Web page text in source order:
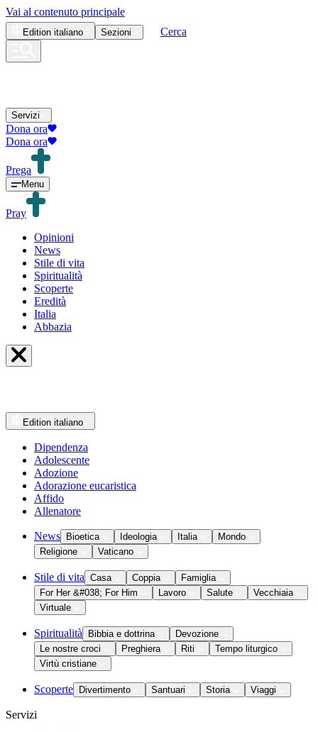
Vai al contenuto principale
Edition italiano Sezioni Cerca
Servizi
Dona ora
Dona ora
Prega
Menu
Pray
Opinioni
News
Stile di vita
Spiritualità
Scoperte
Eredità
Italia
Abbazia
Edition italiano
Dipendenza
Adolescente
Adozione
Adorazione eucaristica
Affido
Allenatore
News Bioetica Ideologia Italia
Mondo
Religione
Vaticano
Stile di vita Casa Coppia
Famiglia
For Her &#038; For Him
Lavoro Salute
Vecchiaia
Virtuale
Spiritualità Bibbia e dottrina
Devozione
Le nostre croci
Preghiera Riti
Tempo liturgico
Virtù cristiane
Scoperte Divertimento Santuari Storia Viaggi
Servizi